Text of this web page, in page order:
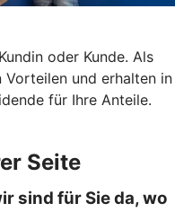
oder Kunde. Als
und erhalten in
für Ihre Anteile.
Seite
sind für Sie da, wo